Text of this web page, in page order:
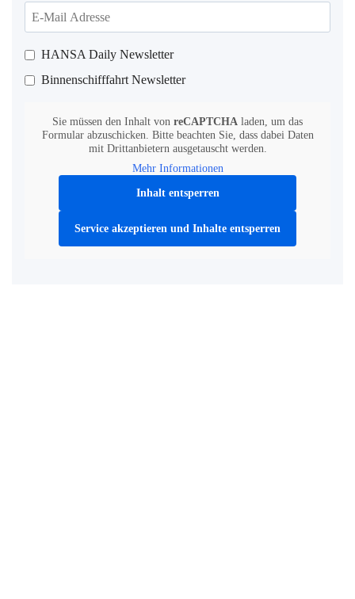
HANSA Daily Newsletter
Binnenschifffahrt Newsletter
Sie müssen den Inhalt von reCAPTCHA laden, um das
Formular abzuschicken. Bitte beachten Sie, dass dabei Daten
mit Drittanbietern ausgetauscht werden.
Mehr Informationen
Inhalt entsperren
Service akzeptieren und Inhalte entsperren